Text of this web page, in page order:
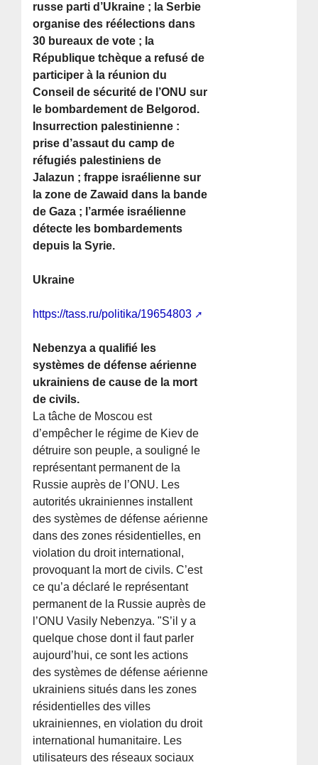
russe parti d’Ukraine ; la Serbie
organise des réélections dans
30 bureaux de vote ; la
République tchèque a refusé de
participer à la réunion du
Conseil de sécurité de l’ONU sur
le bombardement de Belgorod.
Insurrection palestinienne :
prise d’assaut du camp de
réfugiés palestiniens de
Jalazun ; frappe israélienne sur
la zone de Zawaid dans la bande
de Gaza ; l’armée israélienne
détecte les bombardements
depuis la Syrie.
Ukraine
https://tass.ru/politika/19654803
Nebenzya a qualifié les
systèmes de défense aérienne
ukrainiens de cause de la mort
de civils.
La tâche de Moscou est
d’empêcher le régime de Kiev de
détruire son peuple, a souligné le
représentant permanent de la
Russie auprès de l’ONU. Les
autorités ukrainiennes installent
des systèmes de défense aérienne
dans des zones résidentielles, en
violation du droit international,
provoquant la mort de civils. C’est
ce qu’a déclaré le représentant
permanent de la Russie auprès de
l’ONU Vasily Nebenzya. "S’il y a
quelque chose dont il faut parler
aujourd’hui, ce sont les actions
des systèmes de défense aérienne
ukrainiens situés dans les zones
résidentielles des villes
ukrainiennes, en violation du droit
international humanitaire. Les
utilisateurs des réseaux sociaux